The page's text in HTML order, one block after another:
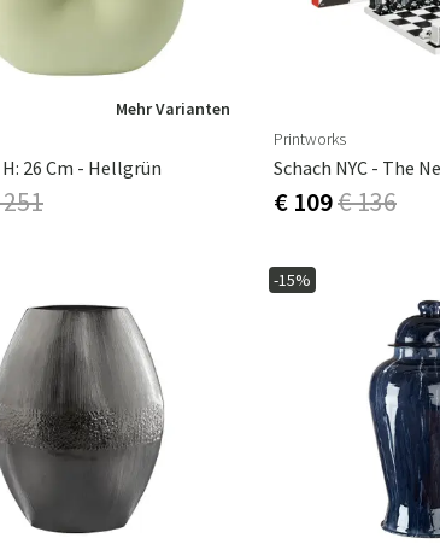
Mehr Varianten
26 Cm - Hellgrün
Printworks
€ 109€ 136
-15%